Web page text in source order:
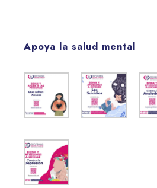
Apoya la salud mental